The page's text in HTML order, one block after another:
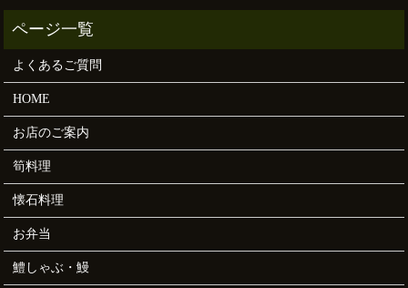
よくあるご質問
HOME
お店のご案内
筍料理
懐石料理
お弁当
鱧しゃぶ・鰻